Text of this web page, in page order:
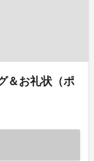
＆お礼状（ポ